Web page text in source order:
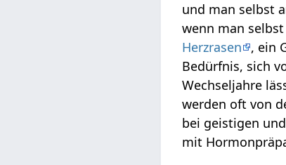
und man selbst
wenn man
Herzrasen
, ein
Bedürfnis, sich
Wechseljahre
werden oft von
bei geistigen
mit